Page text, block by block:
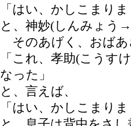
「はい、かしこまり
と、神妙(しんみょう
そのあげく、おばあ
「これ、孝助(こうす
なった」
と、言えば、
「はい、かしこまり